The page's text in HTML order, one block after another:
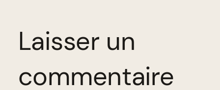
Laisser un
commentaire